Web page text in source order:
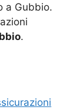
a Gubbio.
.